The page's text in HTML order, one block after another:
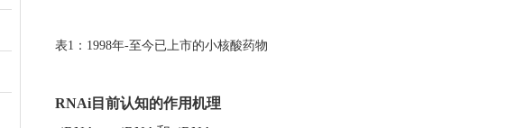
表1：1998年-至今已上市的小核酸药物
RNAi目前认知的作用机理